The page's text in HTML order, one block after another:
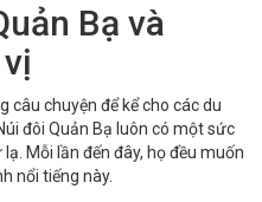
Bạ và
câu chuyện để kể cho các du
đôi Quản Bạ luôn có một sức
Mỗi lần đến đây, họ đều muốn
nổi tiếng này.